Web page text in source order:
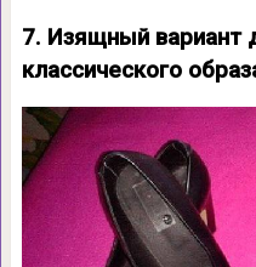
7. Изящный вариант
классического